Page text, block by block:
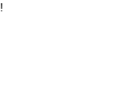
銀行